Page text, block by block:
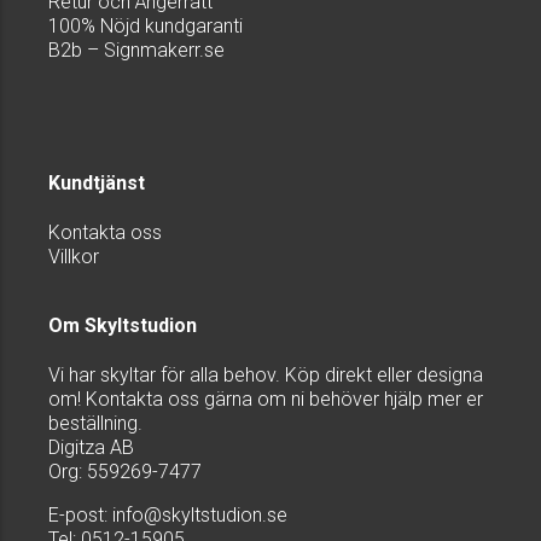
100% Nöjd kundgaranti
B2b – Signmakerr.se
Kundtjänst
Kontakta oss
Villkor
Om Skyltstudion
Vi har skyltar för alla behov. Köp direkt eller designa
om! Kontakta oss gärna om ni behöver hjälp mer er
beställning.
Digitza AB
Org: 559269-7477
E-post: info@skyltstudion.se